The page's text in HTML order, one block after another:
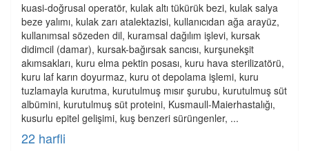
kuasi-doğrusal operatör, kulak altı tükürük bezi, kulak salya
beze yalımı, kulak zarı atalektazisi, kullanıcıdan ağa arayüz,
kullanımsal sözeden dil, kuramsal dağılım işlevi, kursak
didimcil (damar), kursak-bağırsak sancısı, kurşunekşit
akımsakları, kuru elma pektin posası, kuru hava sterilizatörü,
kuru laf karın doyurmaz, kuru ot depolama işlemi, kuru
tuzlamayla kurutma, kurutulmuş mısır şurubu, kurutulmuş süt
albümini, kurutulmuş süt proteini, Kusmaull-Maierhastalığı,
kusurlu epitel gelişimi, kuş benzeri sürüngenler, ...
22 harfli